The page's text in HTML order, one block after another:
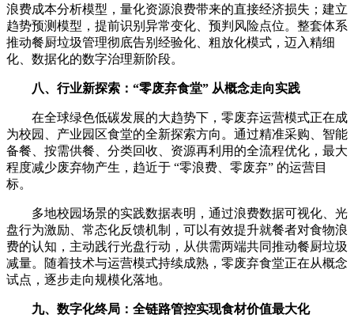
浪费成本分析模型，量化资源浪费带来的直接经济损失；建立
趋势预测模型，提前识别异常变化、预判风险点位。整套体系
推动餐厨垃圾管理彻底告别经验化、粗放化模式，迈入精细
化、数据化的数字治理新阶段。
八、行业新探索：“零废弃食堂” 从概念走向实践
在全球绿色低碳发展的大趋势下，零废弃运营模式正在成
为校园、产业园区食堂的全新探索方向。通过精准采购、智能
备餐、按需供餐、分类回收、资源再利用的全流程优化，最大
程度减少废弃物产生，趋近于 “零浪费、零废弃” 的运营目
标。
多地校园场景的实践数据表明，通过浪费数据可视化、光
盘行为激励、常态化反馈机制，可以有效提升就餐者对食物浪
费的认知，主动践行光盘行动，从供需两端共同推动餐厨垃圾
减量。随着技术与运营模式持续成熟，零废弃食堂正在从概念
试点，逐步走向规模化落地。
九、数字化终局：全链路管控实现食材价值最大化